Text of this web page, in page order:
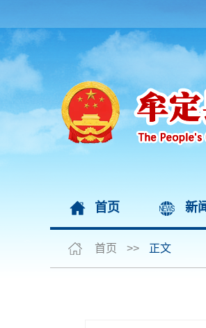
首页 新
首页 >> 正文